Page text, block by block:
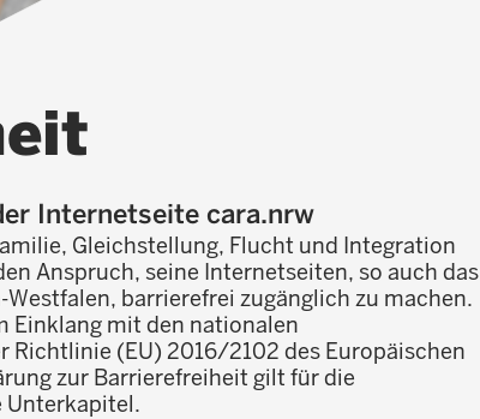
Internetseite cara.nrw
Gleichstellung, Flucht und Integration
Anspruch, seine Internetseiten, so auch das
barrierefrei zugänglich zu machen.
Einklang mit den nationalen
Richtlinie (EU) 2016/2102 des Europäischen
zur Barrierefreiheit gilt für die
Unterkapitel.